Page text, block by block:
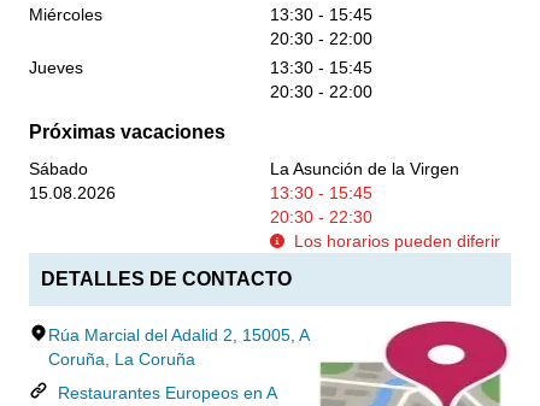
Miércoles
13:30 - 15:45
20:30 - 22:00
Jueves
13:30 - 15:45
20:30 - 22:00
Próximas vacaciones
Sábado
La Asunción de la Virgen
15.08.2026
13:30 - 15:45
20:30 - 22:30
Los horarios pueden diferir
DETALLES DE CONTACTO
Rúa Marcial del Adalid 2, 15005, A
Coruña, La Coruña
Restaurantes Europeos en A